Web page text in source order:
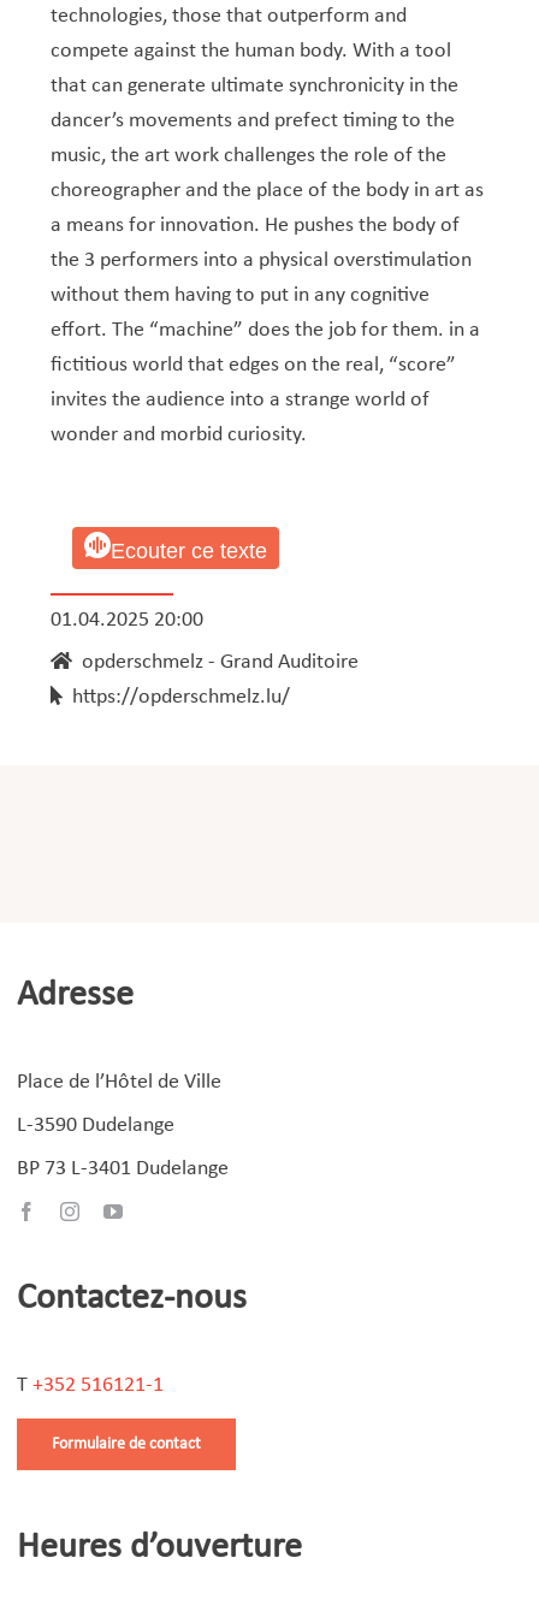
Musée municipal
Service national de la jeunesse (SNJ) – Antenne
locale
Service écologique – Maison verte
Subsides et aides en matière d’environnement
Vélo
Zones 20 & 30
Réserve naturelle Haard
Sentier narratif (Lauschterwee)
Urban Garden NeiSchmelz
Vergers publics
Service logement
Pacte Logement 2.0
PAG (Plan d’Aménagement Général)
PAP QE (Plan d’Aménagement Particulier « Quartiers
Existants »)
PAP NQ (Plan d’Aménagement Particulier « Nouveau
Quartier »)
PAP approuvés
PAP NQ en cours de procédure
PAG/PAP QE – Modifications ponctuelles
PAG
PAP NQ
PAP QE
Projet NeiSchmelz
Projets à venir
Shared space
technologies, those that outperform and
compete against the human body. With a tool
that can generate ultimate synchronicity in the
dancer’s movements and prefect timing to the
music, the art work challenges the role of the
choreographer and the place of the body in art as
a means for innovation. He pushes the body of
the 3 performers into a physical overstimulation
without them having to put in any cognitive
effort. The “machine” does the job for them. in a
fictitious world that edges on the real, “score”
invites the audience into a strange world of
wonder and morbid curiosity.
Ecouter ce texte
01.04.2025 20:00
opderschmelz - Grand Auditoire
https://opderschmelz.lu/
Adresse
Place de l’Hôtel de Ville
L-3590 Dudelange
BP 73 L-3401 Dudelange
Contactez-nous
T +352 516121-1
Formulaire de contact
Heures d’ouverture